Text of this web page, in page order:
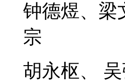
钟德煜、梁
宗
胡永枢、